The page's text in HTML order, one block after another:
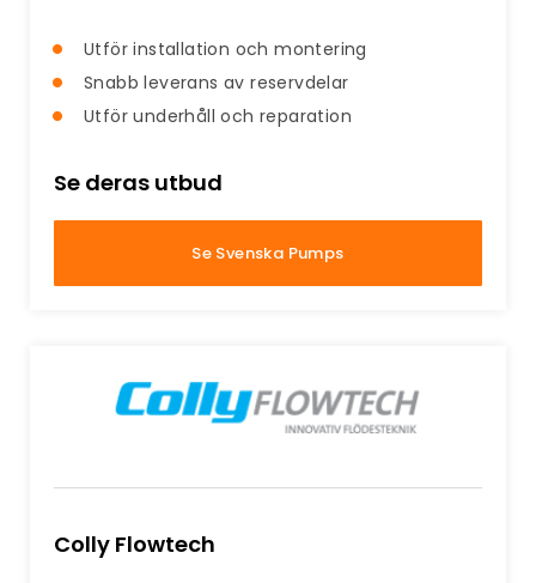
Utför installation och montering
Snabb leverans av reservdelar
Utför underhåll och reparation
Se deras utbud
Se Svenska Pumps
Colly Flowtech